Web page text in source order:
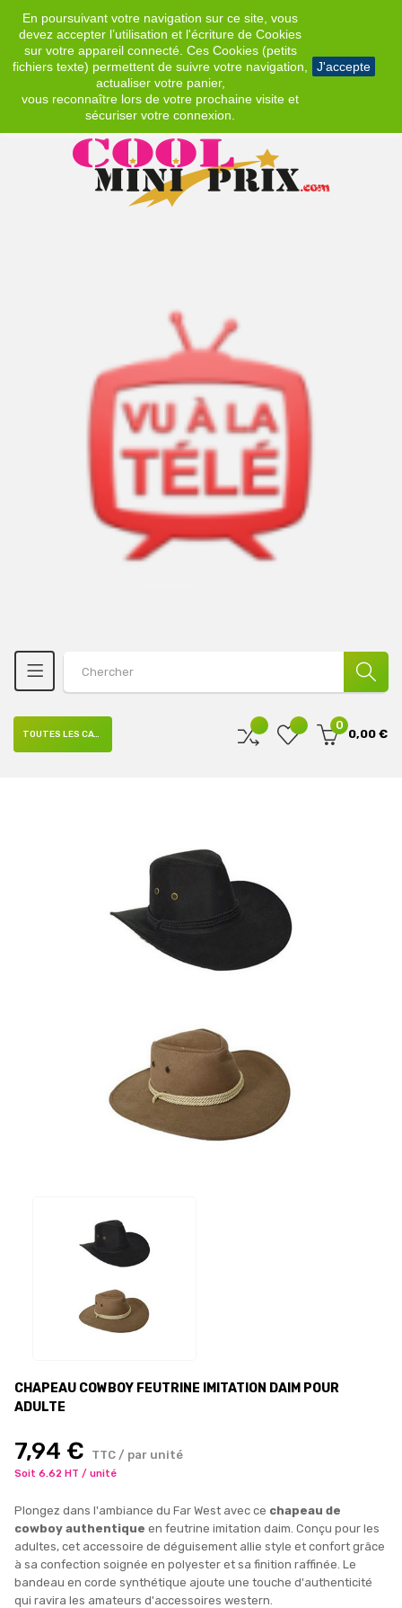
En poursuivant votre navigation sur ce site, vous
devez accepter l’utilisation et l'écriture de Cookies
sur votre appareil connecté. Ces Cookies (petits
fichiers texte) permettent de suivre votre navigation,
actualiser votre panier,
vous reconnaître lors de votre prochaine visite et
sécuriser votre connexion.
J'accepte
EUR
0
0,00 €
TOUTES LES CATÉGORIES
CHAPEAU COWBOY FEUTRINE IMITATION DAIM POUR
ADULTE
7,94 € TTC / par unité
Soit 6.62 HT / unité
Plongez dans l'ambiance du Far West avec ce chapeau de
cowboy authentique en feutrine imitation daim. Conçu pour les
adultes, cet accessoire de déguisement allie style et confort grâce
à sa confection soignée en polyester et sa finition raffinée. Le
bandeau en corde synthétique ajoute une touche d'authenticité
qui ravira les amateurs d'accessoires western.